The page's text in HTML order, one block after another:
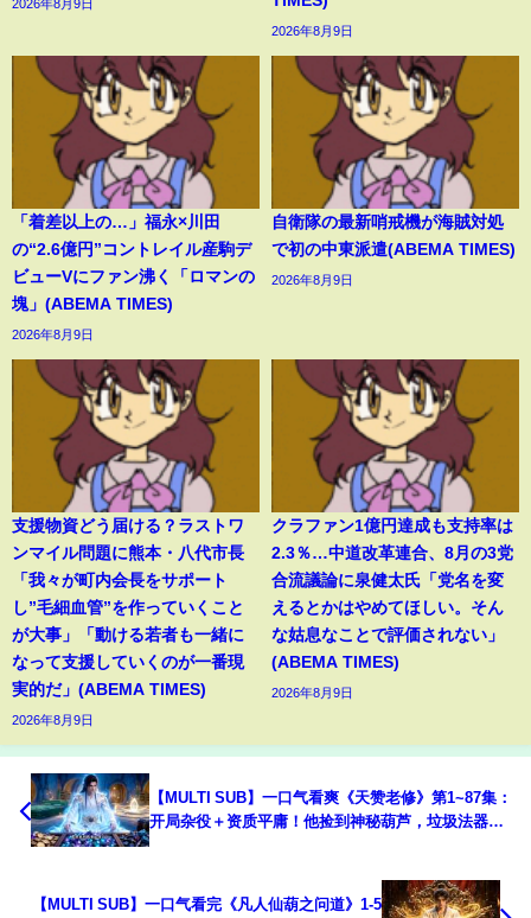
2026年8月9日
2026年8月9日
「着差以上の…」福永×川田
の“2.6億円”コントレイル産駒デ
ビューVにファン沸く「ロマンの
塊」(ABEMA TIMES)
2026年8月9日
自衛隊の最新哨戒機が海賊対処
で初の中東派遣(ABEMA TIMES)
2026年8月9日
支援物資どう届ける？ラストワ
ンマイル問題に熊本・八代市長
「我々が町内会長をサポート
し”毛細血管”を作っていくこと
が大事」「動ける若者も一緒に
なって支援していくのが一番現
実的だ」(ABEMA TIMES)
2026年8月9日
クラファン1億円達成も支持率は
2.3％…中道改革連合、8月の3党
合流議論に泉健太氏「党名を変
えるとかはやめてほしい。そん
な姑息なことで評価されない」
(ABEMA TIMES)
2026年8月9日
【MULTI SUB】一口气看爽《天赞老修》第1~87集：
开局杂役＋资质平庸！他捡到神秘葫芦，垃圾法器直
【MULTI SUB】一口气看完《凡人仙葫之问道》1-5